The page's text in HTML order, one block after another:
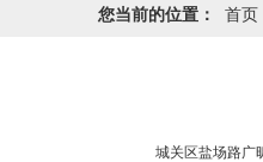
您当前的位置： 首页
城关区盐场路广昕